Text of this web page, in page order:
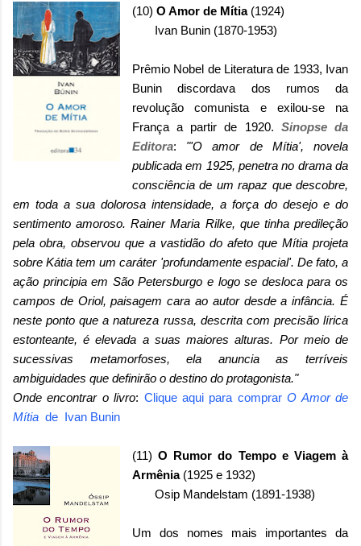
(10) O Amor de Mítia(1924)
Ivan Bunin (1870-1953)
Prêmio Nobel de Literatura de 1933, Ivan
Bunin discordava dos rumos da
revolução comunista e exilou-se na
França a partir de 1920. Sinopse da
Editora: "'O amor de Mítia', novela
publicada em 1925, penetra no drama da
consciência de um rapaz que descobre,
em toda a sua dolorosa intensidade, a força do desejo e do
sentimento amoroso. Rainer Maria Rilke, que tinha predileção
pela obra, observou que a vastidão do afeto que Mítia projeta
sobre Kátia tem um caráter 'profundamente espacial'. De fato, a
ação principia em São Petersburgo e logo se desloca para os
campos de Oriol, paisagem cara ao autor desde a infância. É
neste ponto que a natureza russa, descrita com precisão lírica
estonteante, é elevada a suas maiores alturas. Por meio de
sucessivas metamorfoses, ela anuncia as terríveis
ambiguidades que definirão o destino do protagonista."
Onde encontrar o livro: Clique aqui para comprarO Amor de
Mítia de Ivan Bunin
(11)O Rumor do Tempo e Viagem à
Armênia(1925 e 1932)
Osip Mandelstam (1891-1938)
Um dos nomes mais importantes da